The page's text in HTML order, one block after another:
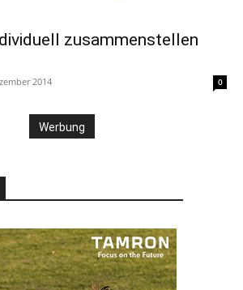
zusammenstellen
2014 0
Werbung